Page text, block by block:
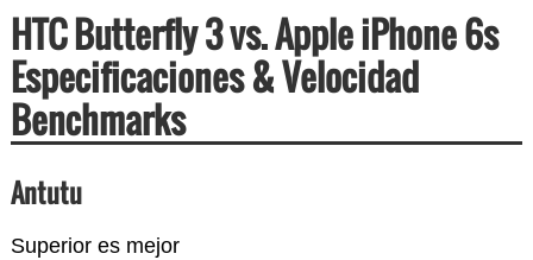
HTC Butterfly 3 vs. Apple iPhone 6s
Especificaciones & Velocidad
Benchmarks
Antutu
Superior es mejor